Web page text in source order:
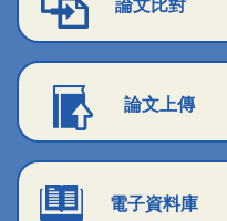
論文比對
論文上傳
電子資料庫